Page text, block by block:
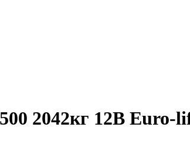
2042кг 12В Euro-